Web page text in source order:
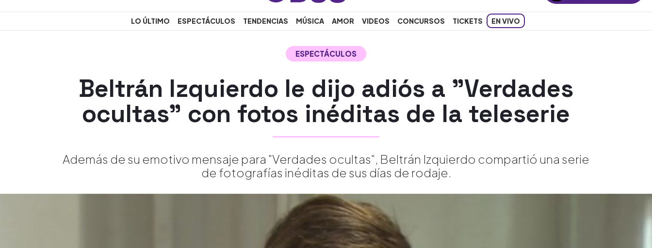
LO ÚLTIMO ESPECTÁCULOS TENDENCIAS MÚSICA AMOR VIDEOS CONCURSOS TICKETS EN VIVO
ESPECTÁCULOS
Beltrán Izquierdo le dijo adiós a "Verdades
ocultas" con fotos inéditas de la teleserie
Además de su emotivo mensaje para "Verdades ocultas", Beltrán Izquierdo compartió una serie
de fotografías inéditas de sus días de rodaje.